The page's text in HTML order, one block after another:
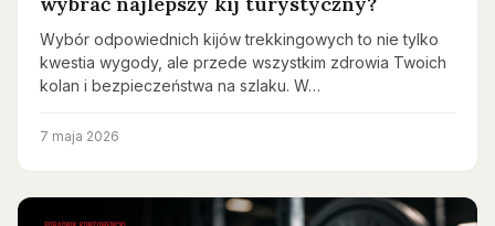
Wybór odpowiednich kijów trekkingowych to nie tylko
kwestia wygody, ale przede wszystkim zdrowia Twoich
kolan i bezpieczeństwa na szlaku. W…
7 maja 2026